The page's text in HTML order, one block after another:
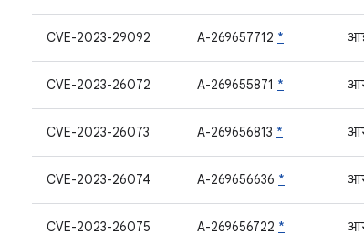
CVE-2023-29092 A-269657712 *
CVE-2023-26072 A-269655871 *
CVE-2023-26073 A-269656813 *
CVE-2023-26074 A-269656636 *
CVE-2023-26075 A-269656722 *